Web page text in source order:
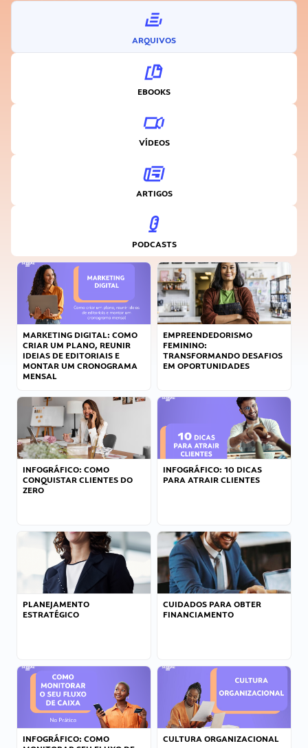
ARQUIVOS
EBOOKS
VÍDEOS
ARTIGOS
PODCASTS
MARKETING DIGITAL: COMO
CRIAR UM PLANO, REUNIR
IDEIAS DE EDITORIAIS E
MONTAR UM CRONOGRAMA
MENSAL
EMPREENDEDORISMO
FEMININO:
TRANSFORMANDO DESAFIOS
EM OPORTUNIDADES
INFOGRÁFICO: COMO
CONQUISTAR CLIENTES DO
ZERO
INFOGRÁFICO: 10 DICAS
PARA ATRAIR CLIENTES
PLANEJAMENTO
ESTRATÉGICO
CUIDADOS PARA OBTER
FINANCIAMENTO
INFOGRÁFICO: COMO
CULTURA ORGANIZACIONAL